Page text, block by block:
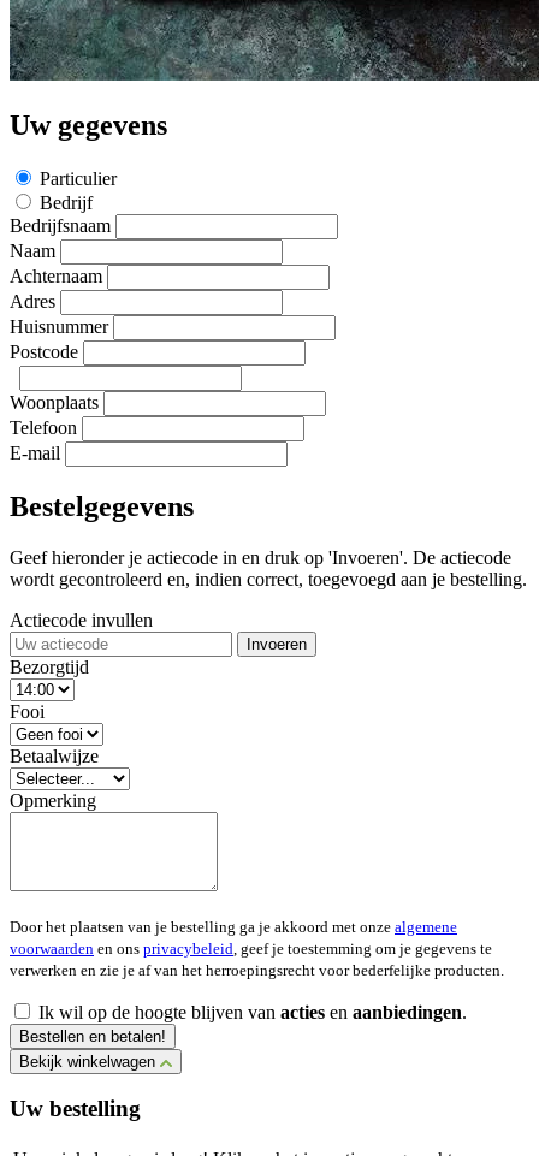
Uw gegevens
Particulier
Bedrijf
Bedrijfsnaam
Naam
Achternaam
Adres
Huisnummer
Postcode
Woonplaats
Telefoon
E-mail
Bestelgegevens
Geef hieronder je actiecode in en druk op 'Invoeren'. De actiecode
wordt gecontroleerd en, indien correct, toegevoegd aan je bestelling.
Actiecode invullen
Invoeren
Bezorgtijd
Fooi
Betaalwijze
Opmerking
Door het plaatsen van je bestelling ga je akkoord met onze algemene
voorwaarden en ons privacybeleid , geef je toestemming om je gegevens te
verwerken en zie je af van het herroepingsrecht voor bederfelijke producten.
Ik wil op de hoogte blijven van acties en aanbiedingen.
Bestellen en betalen!
Bekijk winkelwagen
Uw bestelling